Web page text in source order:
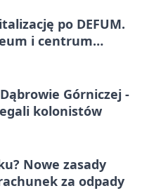
po DEFUM.
i centrum
Górniczej -
kolonistów
Nowe zasady
za odpady